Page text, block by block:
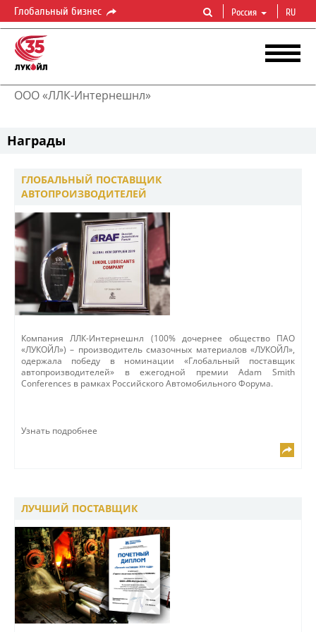
Глобальный бизнес Россия RU
ООО «ЛЛК-Интернешнл»
Награды
ГЛОБАЛЬНЫЙ ПОСТАВЩИК
АВТОПРОИЗВОДИТЕЛЕЙ
Компания ЛЛК-Интернешнл (100% дочернее общество ПАО
«ЛУКОЙЛ») – производитель смазочных материалов «ЛУКОЙЛ»,
одержала победу в номинации «Глобальный поставщик
автопроизводителей» в ежегодной премии Adam Smith
Conferences в рамках Российского Автомобильного Форума.
Узнать подробнее
ЛУЧШИЙ ПОСТАВЩИК